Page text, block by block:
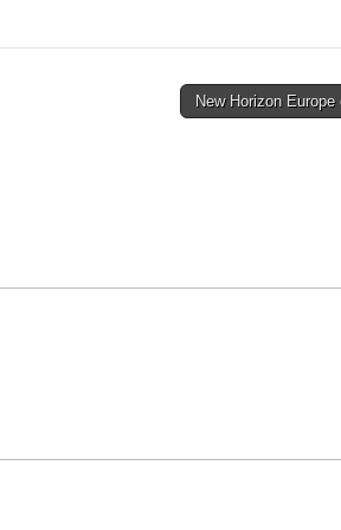
New Horizon